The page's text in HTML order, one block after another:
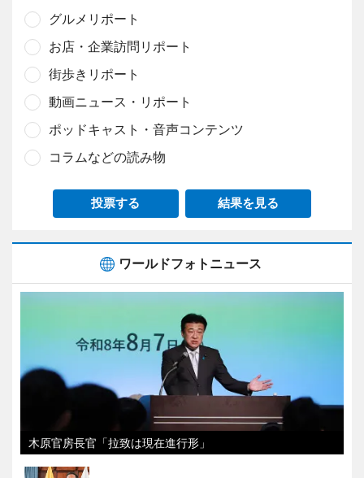
グルメリポート
お店・企業訪問リポート
街歩きリポート
動画ニュース・リポート
ポッドキャスト・音声コンテンツ
コラムなどの読み物
投票する 結果を見る
ワールドフォトニュース
木原官房長官「拉致は現在進行形」